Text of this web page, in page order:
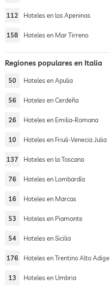
112 Hoteles en los Apeninos
158 Hoteles en Mar Tirreno
Regiones populares en Italia
50 Hoteles en Apulia
56 Hoteles en Cerdeña
26 Hoteles en Emilia-Romana
10 Hoteles en Friuli-Venecia Julia
137 Hoteles en la Toscana
76 Hoteles en Lombardía
16 Hoteles en Marcas
53 Hoteles en Piamonte
54 Hoteles en Sicilia
176 Hoteles en Trentino Alto Adige
13 Hoteles en Umbria